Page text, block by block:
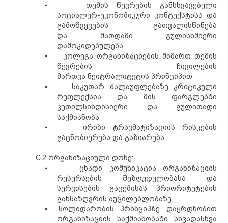
▪
თემის წევრების განსხვავებული
სოციალურ-ეკონომიკური კონტექსტისა და
გამოწვევების გათვალისწინება
დამათდამი გულისხმიერი
დამოკიდებულება
▪
კოლეგა ორგანიზაციების მიმართთემის
წევრებისჩივილების
მართვა ნეიტრალიტეტის პრინციპით
▪
საკუთარ ძალაუფლებაზე კრიტიკული
რეფლექსია და მის ფარგლებში
კეთილსინდისიერი და გულითადი
საქმიანობა
▪
ირიბი ტრავმატიზაციის რისკების
გაცნობიერება და გაზიარება.
C.2 ორგანიზაციული დონე:
▪
ცხადი კომუნიკაცია ორგანიზაციის
რესურსების შეზღუდულობასა და
სერვისების გაცემისას პრიორიტეტების
განსაზღვრის აუცილებლობაზე
▪
სოლიდარობის პრინციპზე დაყრდნობით
ორგანიზაციის საქმიანობაში სხვადასხვა